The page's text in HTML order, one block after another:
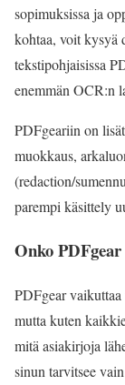
sopimuksissa ja
kohtaa, voit kysyä
tekstipohjaisissa
enemmän OCR:n
PDFgeariin on
muokkaus,
(redaction/
parempi käsittely
Onko
PDFgear
mutta kuten
mitä asiakirjoja
sinun tarvitsee